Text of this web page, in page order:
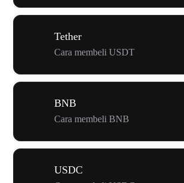
Tether
Cara membeli USDT
BNB
Cara membeli BNB
USDC